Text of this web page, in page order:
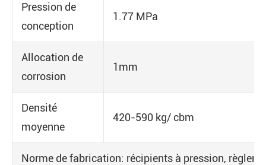
Pression de
conception
1.77 MPa
Allocation de
corrosion
1mm
Densité
moyenne
420-590 kg/ cbm
Norme de fabrication: récipients à pression,